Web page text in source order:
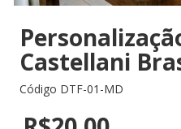
Castellani
Código DTF-01-MD